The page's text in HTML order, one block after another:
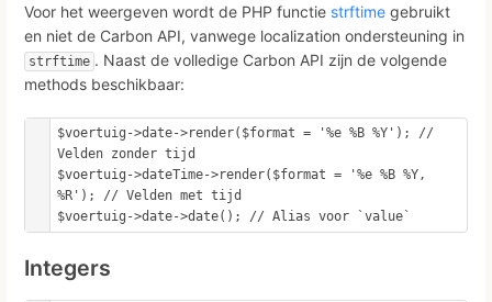
Voor het weergeven wordt de PHP functie strftime gebruikt
en niet de Carbon API, vanwege localization ondersteuning in
strftime . Naast de volledige Carbon API zijn de volgende
methods beschikbaar:
$voertuig->date->render($format = '%e %B %Y'); //
Velden zonder tijd
$voertuig->dateTime->render($format = '%e %B %Y,
%R'); // Velden met tijd
$voertuig->date->date(); // Alias voor `value`
Integers